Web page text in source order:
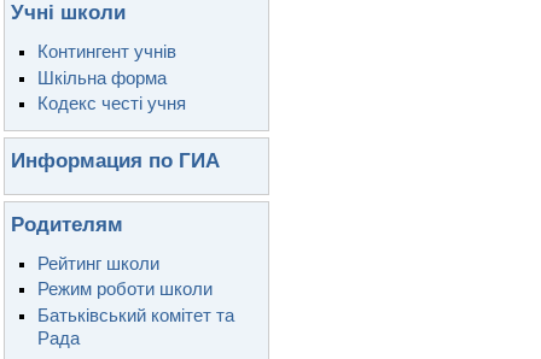
Учні школи
Контингент учнів
Шкільна форма
Кодекс честі учня
Информация по ГИА
Родителям
Рейтинг школи
Режим роботи школи
Батьківський комітет та
Рада